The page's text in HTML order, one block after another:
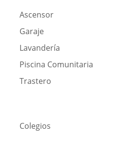
Ascensor
Garaje
Lavandería
Piscina Comunitaria
Trastero
Colegios